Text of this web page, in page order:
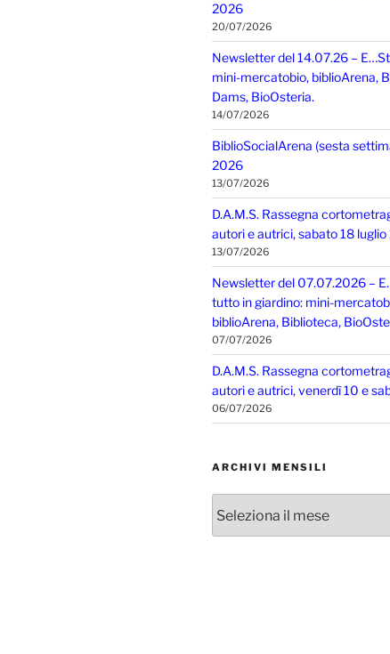
2026
20/07/2026
Newsletter del 14.07.26 –
mini-mercatobio, biblioArena,
Dams, BioOsteria.
14/07/2026
BiblioSocialArena (sesta
2026
13/07/2026
D.A.M.S. Rassegna
autori e autrici, sabato 18
13/07/2026
Newsletter del 07.07.2026 –
tutto in giardino: mini-
biblioArena, Biblioteca,
07/07/2026
D.A.M.S. Rassegna
autori e autrici, venerdì 10 e
06/07/2026
ARCHIVI MENSILI
mensili